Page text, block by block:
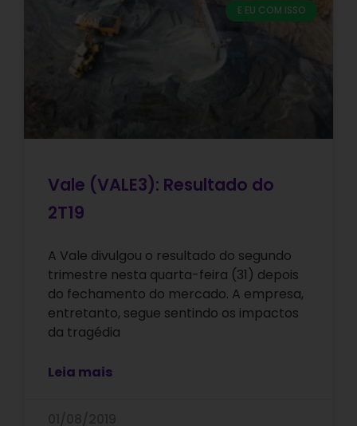
E EU COM ISSO
Vale (VALE3): Resultado do
2T19
A Vale divulgou o resultado do segundo
trimestre nesta quarta-feira (31) depois
do fechamento do mercado. A empresa,
entretanto, segue sentindo os impactos
da tragédia
Leia mais